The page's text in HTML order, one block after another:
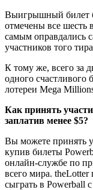
Выигрышный билет
отмечены все шесть
самым оправдались
участников того
К тому же, всего за
одного
лотереи Mega
Как принять
заплатив менее $5?
Вы можете принять
купив билеты
онлайн-службе по
всего мира. theLotter
сыграть в Powerball